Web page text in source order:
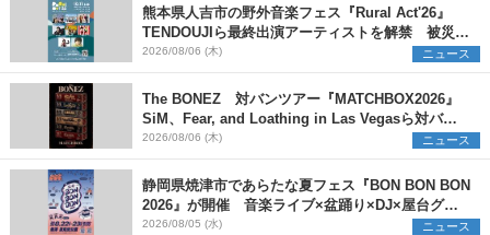
熊本県人吉市の野外音楽フェス『Rural Act'26』
TENDOUJIら最終出演アーティストを解禁 被災地
支援プロジェクトの始動も発表
2026/08/06 (木) ニュース
The BONEZ 対バンツアー『MATCHBOX2026』
SiM、Fear, and Loathing in Las Vegasら対バン
アーティストを一斉解禁
2026/08/06 (木) ニュース
静岡県焼津市であらたな夏フェス『BON BON BON
2026』が開催 音楽ライブ×盆踊り×DJ×屋台グル
メ×ランタンナイトで彩る2日間
2026/08/05 (水) ニュース